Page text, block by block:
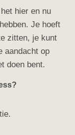
hier en nu
Je hoeft
zitten, je kunt
aandacht op
doen bent.